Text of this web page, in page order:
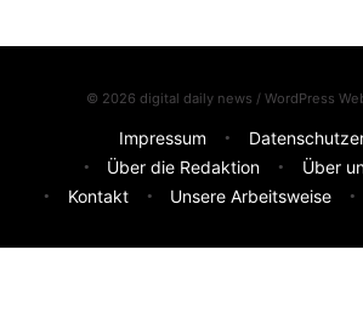
© 2026 digital daily news / WordPress
Impressum
Über die Redaktion
Über
Kontakt
Unsere Arbeitsweise